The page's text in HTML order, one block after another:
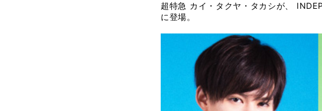
超特急 カイ・タクヤ・タカシが、
に登場。